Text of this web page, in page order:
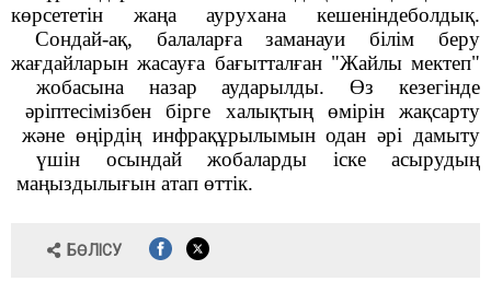
көрсететін жаңа аурухана кешеніндеболдық.
Сондай-ақ, балаларға заманауи білім
жағдайларын жасауға бағытталған "Жайлы мектеп"
жобасына
назар аударылды. Өз
кезегінде
әріптесімізбен бірге
халықтың өмірін
жақсарту
және өңірдің инфрақұрылымын одан әрі дамыту
үшін
осындай жобаларды іске асырудың
маңыздылығын атап өттік.
БӨЛІСУ